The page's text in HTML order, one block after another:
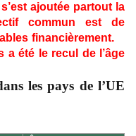
ajoutée partout la
commun est de
financièrement.
a été le recul de l’âge
les pays de l’UE